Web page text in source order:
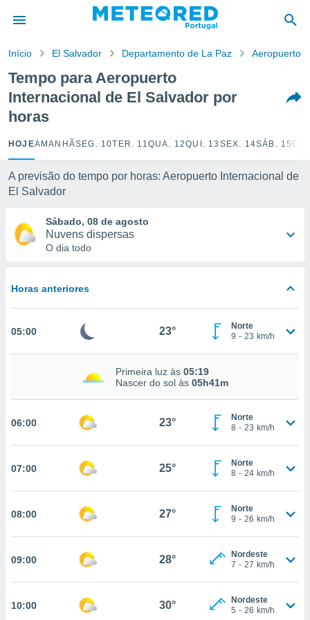
da
foi
para
as
fornecidas
a este
das
digital
recolhidas
permite-
botão
a
ou
como
lhe
CONFIGURAÇÕES
Início El Salvador Departamento de La Paz Aeropuerto
Tempo para Aeropuerto
Internacional de El Salvador por
horas
HOJEAMANHÃSEG. 10TER. 11QUA. 12QUI. 13 SEX. 14SÁB. 15
A previsão do tempo por horas: Aeropuerto Internacional de
El Salvador
Sábado, 08 de agosto
Nuvens dispersas
O dia todo
Horas anteriores
05:00 23°
Norte
9 - 23 km/h
Primeira luz às 05:19
Nascer do sol às 05h41m
06:00 23°
Norte
8 - 23 km/h
07:00 25°
Norte
8 - 24 km/h
08:00 27°
Norte
9 - 26 km/h
09:00 28°
Nordeste
7 - 27 km/h
10:00 30°
Nordeste
5 - 26 km/h